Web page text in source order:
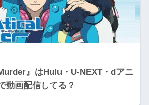
』はHulu・U-NEXT・dアニ
動画配信してる？